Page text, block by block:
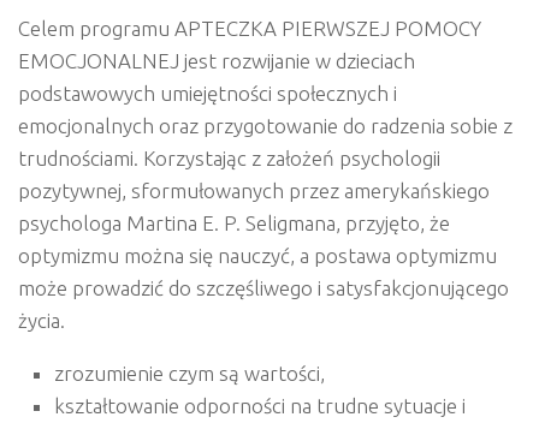
Celem programu APTECZKA PIERWSZEJ POMOCY
EMOCJONALNEJ jest rozwijanie w dzieciach
podstawowych umiejętności społecznych i
emocjonalnych oraz przygotowanie do radzenia sobie z
trudnościami. Korzystając z założeń psychologii
pozytywnej, sformułowanych przez amerykańskiego
psychologa Martina E. P. Seligmana, przyjęto, że
optymizmu można się nauczyć, a postawa optymizmu
może prowadzić do szczęśliwego i satysfakcjonującego
życia.
zrozumienie czym są wartości,
kształtowanie odporności na trudne sytuacje i